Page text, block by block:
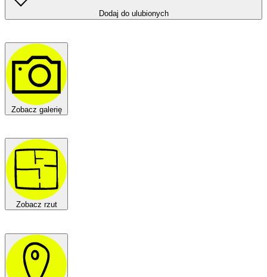
Dodaj do ulubionych
Zobacz galerię
Zobacz rzut